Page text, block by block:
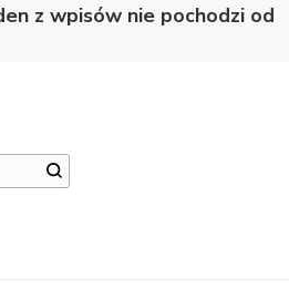
z wpisów nie pochodzi od